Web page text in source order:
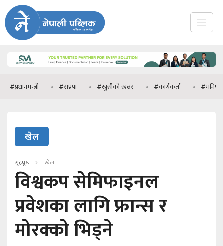
#राप्रपा #खुसीको खबर #कार्यकर्ता #मनिष झा
खेल
गृहपृष्ठ खेल
विश्वकप सेमिफाइनल
प्रवेशका लागि फ्रान्स र
मोरक्को भिड्ने